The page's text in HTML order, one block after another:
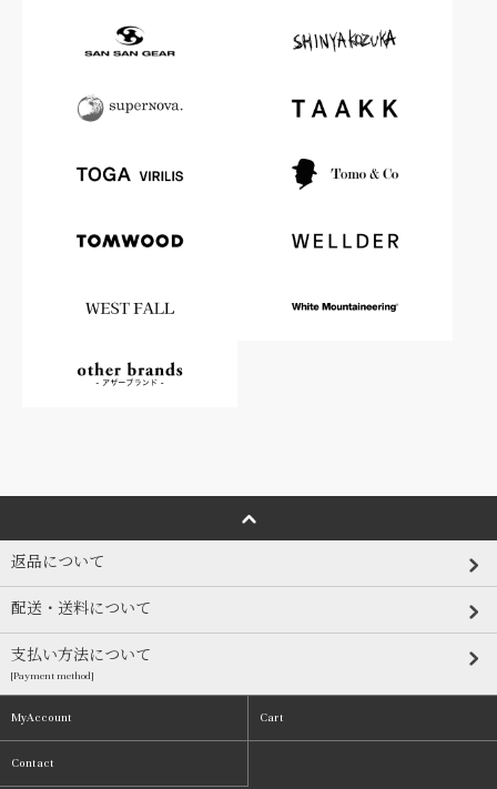
返品について
配送・送料について
支払い方法について
[Payment method]
MyAccount Cart
Contact